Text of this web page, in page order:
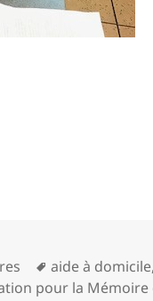
Mots-
clés
aide à domicile
pour la Mémoire